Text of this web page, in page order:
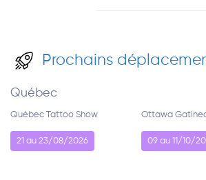
Prochains
Québec
Québec Tattoo Show
21 au 23/08/2026
Ottawa
09 au 11/10/